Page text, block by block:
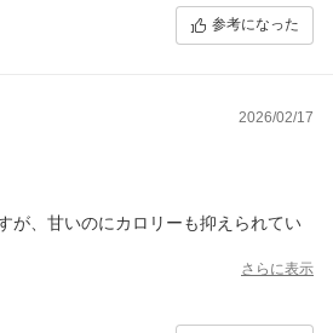
参考になった
2026/02/17
が、甘いのにカロリーも抑えられてい
さらに表示